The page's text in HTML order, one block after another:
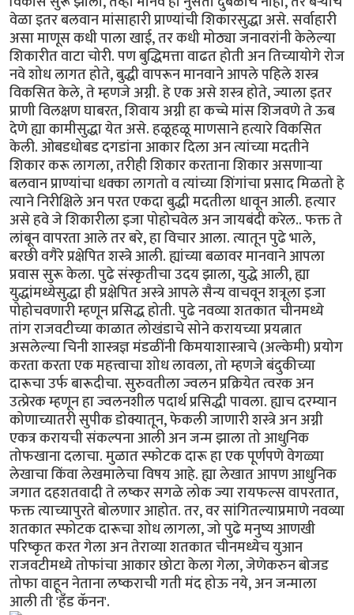
वेळा इतर बलवान मांसाहारी प्राण्यांची शिकारसुद्धा असे. सर्वाहारी
असा माणूस कधी पाला खाई, तर कधी मोठ्या जनावरांनी केलेल्या
शिकारीत वाटा चोरी. पण बुद्धिमत्ता वाढत होती अन तिच्यायोगे रोज
नवे शोध लागत होते, बुद्धी वापरून मानवाने आपले पहिले शस्त्र
विकसित केले, ते म्हणजे अग्नी. हे एक असे शस्त्र होते, ज्याला इतर
प्राणी विलक्षण घाबरत, शिवाय अग्नी हा कच्चे मांस शिजवणे ते ऊब
देणे ह्या कामीसुद्धा येत असे. हळूहळू माणसाने हत्यारे विकसित
केली. ओबडधोबड दगडांना आकार दिला अन त्यांच्या मदतीने
शिकार करू लागला, तरीही शिकार करताना शिकार असणार्‍या
बलवान प्राण्यांचा धक्का लागतो व त्यांच्या शिंगांचा प्रसाद मिळतो हे
त्याने निरीक्षिले अन परत एकदा बुद्धी मदतीला धावून आली. हत्यार
असे हवे जे शिकारीला इजा पोहोचवेल अन जायबंदी करेल.. फक्त ते
लांबून वापरता आले तर बरे, हा विचार आला. त्यातून पुढे भाले,
बरछी वगैरे प्रक्षेपित शस्त्रे आली. ह्यांच्या बळावर मानवाने आपला
प्रवास सुरू केला. पुढे संस्कृतीचा उदय झाला, युद्धे आली, ह्या
युद्धांमध्येसुद्धा ही प्रक्षेपित अस्त्रे आपले सैन्य वाचवून शत्रूला इजा
पोहोचवणारी म्हणून प्रसिद्ध होती. पुढे नवव्या शतकात चीनमध्ये
तांग राजवटीच्या काळात लोखंडाचे सोने करायच्या प्रयत्नात
असलेल्या चिनी शास्त्रज्ञ मंडळींनी किमयाशास्त्राचे (अल्केमी) प्रयोग
करता करता एक महत्त्वाचा शोध लावला, तो म्हणजे बंदुकीच्या
दारूचा उर्फ बारूदीचा. सुरुवतीला ज्वलन प्रक्रियेत त्वरक अन
उत्प्रेरक म्हणून हा ज्वलनशील पदार्थ प्रसिद्धी पावला. ह्याच दरम्यान
कोणाच्यातरी सुपीक डोक्यातून, फेकली जाणारी शस्त्रे अन अग्नी
एकत्र करायची संकल्पना आली अन जन्म झाला तो आधुनिक
तोफखाना दलाचा. मुळात स्फोटक दारू हा एक पूर्णपणे वेगळ्या
लेखाचा किंवा लेखमालेचा विषय आहे. ह्या लेखात आपण आधुनिक
जगात दहशतवादी ते लष्कर सगळे लोक ज्या रायफल्स वापरतात,
फक्त त्याच्यापुरते बोलणार आहोत. तर, वर सांगितल्याप्रमाणे नवव्या
शतकात स्फोटक दारूचा शोध लागला, जो पुढे मनुष्य आणखी
परिष्कृत करत गेला अन तेराव्या शतकात चीनमध्येच युआन
राजवटीमध्ये तोफांचा आकार छोटा केला गेला, जेणेकरुन बोजड
तोफा वाहून नेताना लष्कराची गती मंद होऊ नये, अन जन्माला
आली ती 'हँड कॅनन'.